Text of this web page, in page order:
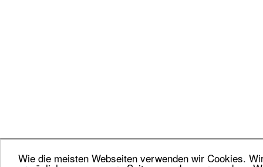
Wie die meisten Webseiten verwenden wir Cookies.